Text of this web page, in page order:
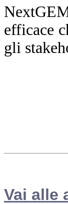
efficace
gli
Vai alle